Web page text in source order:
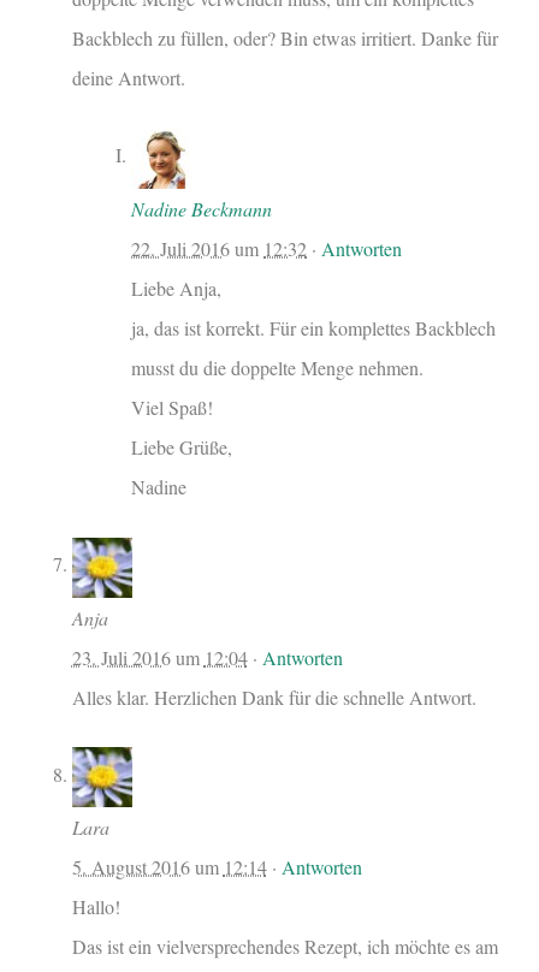
Backblech zu füllen, oder? Bin etwas irritiert. Danke für
deine Antwort.
Nadine Beckmann
22. Juli 2016um 12:32 · Antworten
Liebe Anja,
ja, das ist korrekt. Für ein komplettes Backblech
musst du die doppelte Menge nehmen.
Viel Spaß!
Liebe Grüße,
Nadine
Anja
23. Juli 2016um 12:04· Antworten
Alles klar. Herzlichen Dank für die schnelle Antwort.
Lara
5. August 2016um 12:14· Antworten
Hallo!
Das ist ein vielversprechendes Rezept, ich möchte es am